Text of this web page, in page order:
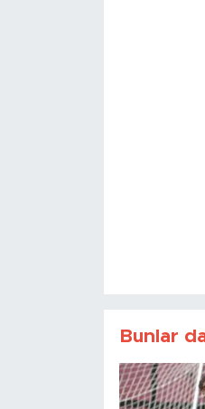
Bunlar